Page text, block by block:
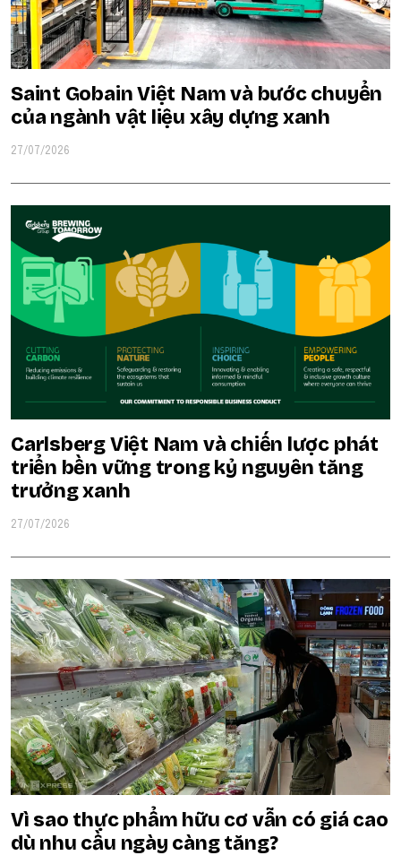
Saint Gobain Việt Nam và bước chuyển
của ngành vật liệu xây dựng xanh
27/07/2026
Carlsberg Việt Nam và chiến lược phát
triển bền vững trong kỷ nguyên tăng
trưởng xanh
27/07/2026
Vì sao thực phẩm hữu cơ vẫn có giá cao
dù nhu cầu ngày càng tăng?